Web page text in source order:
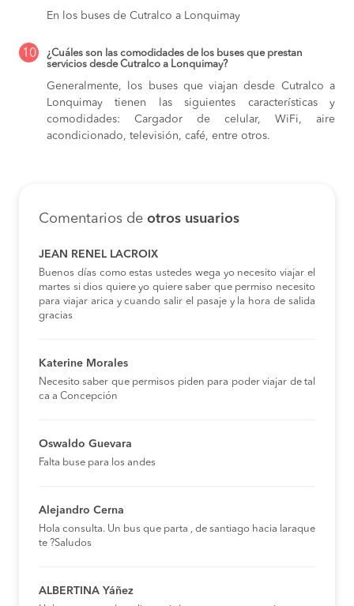
En los buses de Cutralco a Lonquimay
10
¿Cuáles son las comodidades de los buses que prestan
servicios desde Cutralco a Lonquimay?
Generalmente, los buses que viajan desde Cutralco a
Lonquimay tienen las siguientes características y
comodidades: Cargador de celular, WiFi, aire
acondicionado, televisión, café, entre otros.
Comentarios de otros usuarios
JEAN RENEL LACROIX
Buenos días como estas ustedes wega yo necesito viajar el
martes si dios quiere yo quiere saber que permiso necesito
para viajar arica y cuando salir el pasaje y la hora de salida
gracias
Katerine Morales
Necesito saber que permisos piden para poder viajar de tal
ca a Concepción
Oswaldo Guevara
Falta buse para los andes
Alejandro Cerna
Hola consulta. Un bus que parta , de santiago hacia laraque
te ?Saludos
ALBERTINA Yáñez